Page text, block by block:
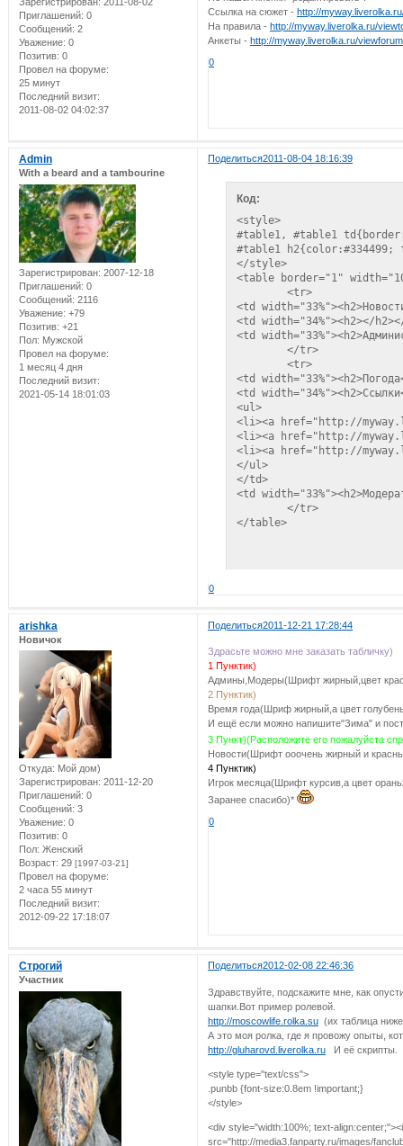
Зарегистрирован: 2011-08-02
Приглашений: 0
Сообщений: 2
Уважение: 0
Позитив: 0
Провел на форуме:
25 минут
Последний визит:
2011-08-02 04:02:37
Ссылка на сюжет - http://
На правила - http://myway.liverolka.ru/
Анкеты - http://myway.liverolka.ru/
0
Поделиться2011-08-04 18:16:39
Admin
With a beard and a tambourine
Зарегистрирован: 2007-12-18
Приглашений: 0
Сообщений: 2116
Уважение: +79
Позитив: +21
Пол: Мужской
Провел на форуме:
1 месяц 4 дня
Последний визит:
2021-05-14 18:01:03
Код:
<style>
#table1, #table1
#table1
</style>
<table border="1"
<td
<td width="34%"><h2></
<td
<td
<td
<ul>
<li><a href="http://
<li><a href="http://
<li><a href="http://
</ul>
</td>
<td
</table>
0
Поделиться2011-12-21 17:28:44
arishka
Новичок
Откуда: Мой дом)
Зарегистрирован: 2011-12-20
Приглашений: 0
Сообщений: 3
Уважение: 0
Позитив: 0
Пол: Женский
Возраст: 29 [1997-03-21]
Провел на форуме:
2 часа 55 минут
Последний визит:
2012-09-22 17:18:07
Здрасьте можно мне заказать табличку)
1 Пунктик)
Админы,Модеры(Шрифт жирный,цвет
2 Пунктик)
Время года(Шриф жирный,а цвет
И ещё если можно напишите"Зима" и
3 Пункт)(Расположите его пожалуйста
Новости(Шрифт ооочень жирный и
4 Пунктик)
Игрок месяца(Шрифт курсив,а цвет
Заранее спасибо)*
0
Поделиться2012-02-08 22:46:36
Строгий
Участник
Здравствуйте, подскажите мне, как
шапки.Вот пример ролевой.
http://moscowlife.rolka.su(их таблица
А это моя ролка, где я провожу опыты,
http://gluharovd.liverolka.ruИ её скрипты.
<style type="text/css">
.punbb {font-size:0.8em !important;}
</style>
<div style="width:100%; text-
src="http://media3.fanparty.ru/images/